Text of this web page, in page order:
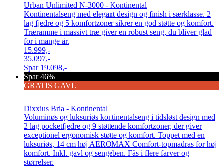
Urban Unlimited N-3000 - Kontinental
Kontinentalseng med elegant design og finish i særklasse. 2
lag fjedre og 5 komfortzoner sikrer en god støtte og komfort.
Træramme i massivt træ giver en robust seng, du bliver glad
for i mange år.
15.999,-
35.097,-
Spar 19.098,-
Spar 46%
GRATIS GAVL
Dixxius Bria - Kontinental
Voluminøs og luksuriøs kontinentalseng i tidsløst design med
2 lag pocketfjedre og 9 støttende komfortzoner, der giver
exceptionel ergonomisk støtte og komfort. Toppet med en
luksuriøs, 14 cm høj AEROMAX Comfort-topmadras for høj
komfort. Inkl. gavl og sengeben. Fås i flere farver og
størrelser.